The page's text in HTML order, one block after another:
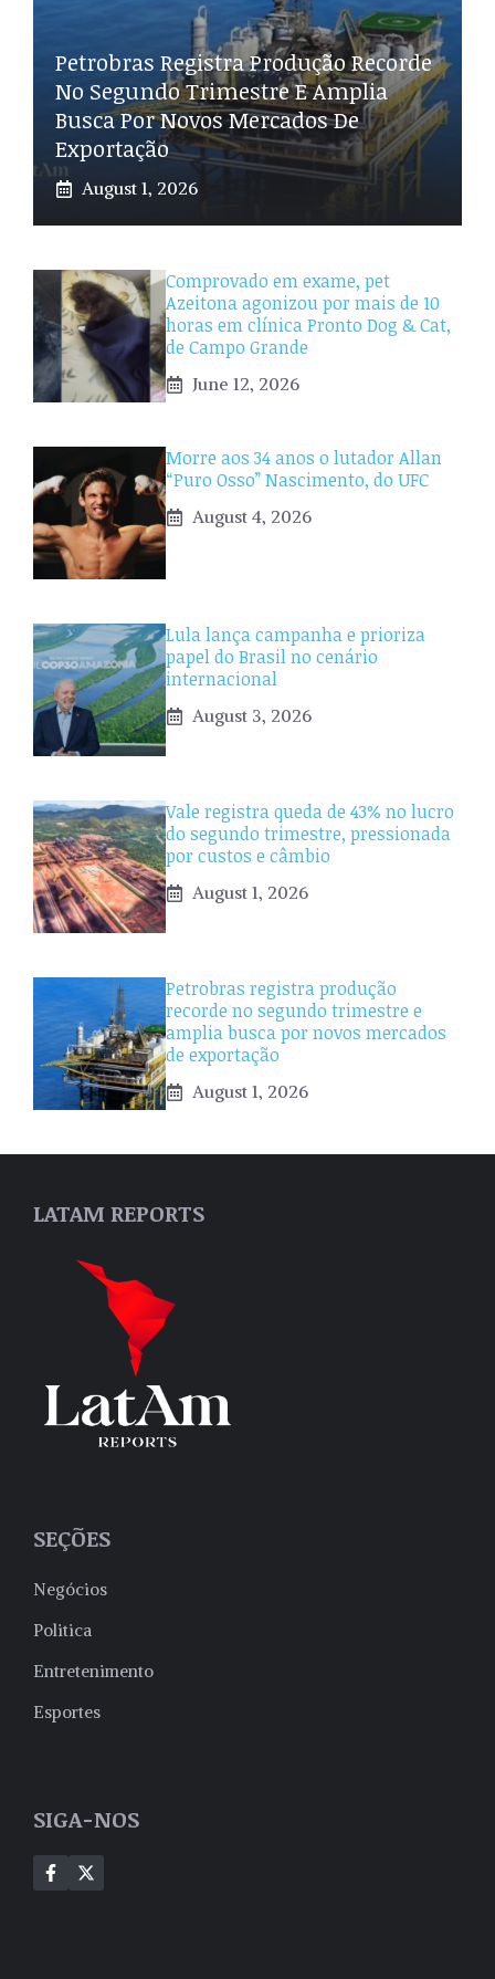
Petrobras Registra Produção Recorde
No Segundo Trimestre E Amplia
Busca Por Novos Mercados De
Exportação
August 1, 2026
Comprovado em exame, pet
Azeitona agonizou por mais de 10
horas em clínica Pronto Dog & Cat,
de Campo Grande
June 12, 2026
Morre aos 34 anos o lutador Allan
“Puro Osso” Nascimento, do UFC
August 4, 2026
Lula lança campanha e prioriza
papel do Brasil no cenário
internacional
August 3, 2026
Vale registra queda de 43% no lucro
do segundo trimestre, pressionada
por custos e câmbio
August 1, 2026
Petrobras registra produção
recorde no segundo trimestre e
amplia busca por novos mercados
de exportação
August 1, 2026
LATAM REPORTS
SEÇÕES
Negócios
Politica
Entretenimento
Esportes
SIGA-NOS